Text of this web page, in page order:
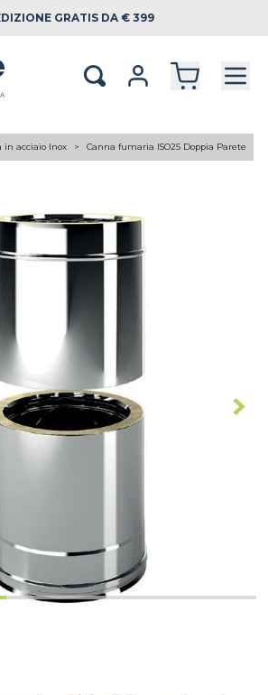
GRATIS DA € 399
in acciaio Inox Canna fumaria ISO25 Doppia Parete